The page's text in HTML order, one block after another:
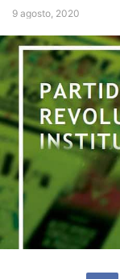
9 agosto, 2020